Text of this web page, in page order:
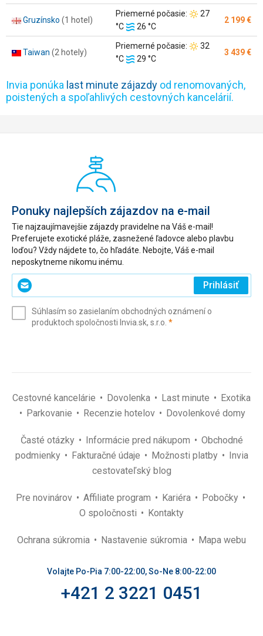
Gruzínsko (1 hotel)
Priemerné počasie:
Teplota
vzduchu:
27
°C
Teplota
vody:
26 °C
2 199 €
Taiwan (2 hotely)
Priemerné počasie:
Teplota
vzduchu:
32
°C
Teplota
29 °C
3 439 €
Invia ponúka last minute zájazdy od renomovaných,
poistených a spoľahlivých cestovných kancelárií.
Ponuky najlepších zájazdov na e-mail
Tie najzaujímavejšie zájazdy pravidelne na Váš e-mail!
Preferujete exotické pláže, zasnežené ľadovce alebo plavbu
loďou? Vždy nájdete to, čo hľadáte. Nebojte, Váš e-mail
neposkytneme nikomu inému.
Zadajte
svoj
(povinné)
Prihlásiť
Súhlasím so zasielaním obchodných oznámení o
produktoch spoločnosti Invia.sk, s.r.o. *(povinné)
Cestovné kancelárie Dovolenka Last minute
Exotika
Parkovanie
Recenzie hotelov Dovolenkové domy
Časté otázky Informácie pred nákupom
Obchodné
podmienky
Fakturačné údaje Možnosti platby
Invia
cestovateľský blog
Pre novinárov Affiliate program Kariéra
Pobočky
O spoločnosti
Kontakty
Ochrana súkromia Nastavenie súkromia Mapa webu
Volajte Po-Pia 7:00-22:00, So-Ne 8:00-22:00
+421 2 3221 0451